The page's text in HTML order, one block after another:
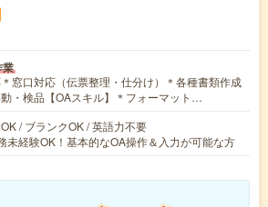
業
窓口対応（伝票整理・仕分け）＊各種書類作成
動・検品【OAスキル】＊フォーマット…
/ ブランクOK / 英語力不要
未経験OK！基本的なOA操作＆入力が可能な方